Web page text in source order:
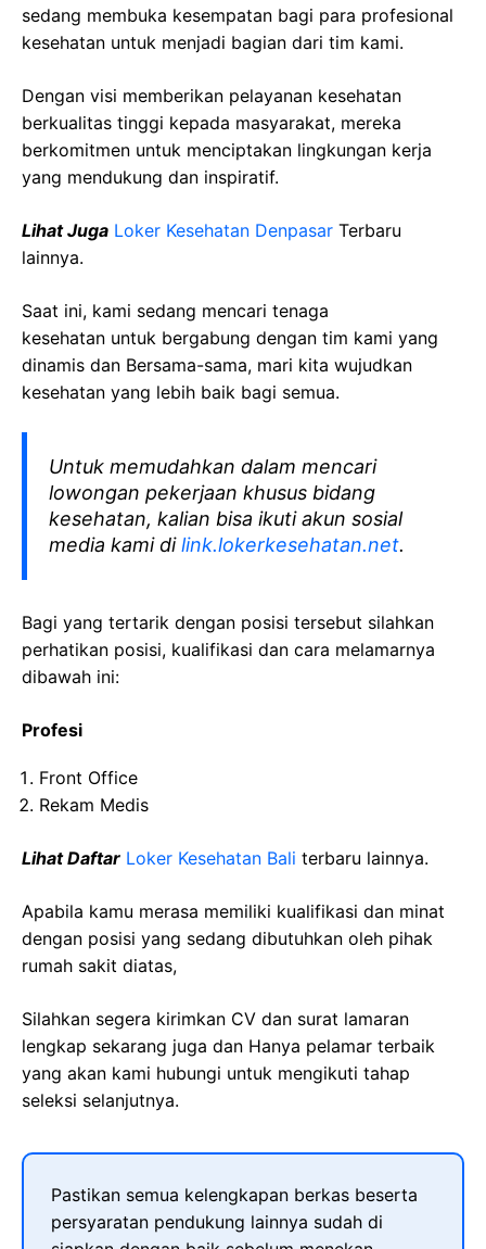
sedang membuka kesempatan bagi para profesional
kesehatan untuk menjadi bagian dari tim kami.
Dengan visi memberikan pelayanan kesehatan
berkualitas tinggi kepada masyarakat, mereka
berkomitmen untuk menciptakan lingkungan kerja
yang mendukung dan inspiratif.
Lihat Juga Loker Kesehatan Denpasar Terbaru
lainnya.
Saat ini, kami sedang mencari tenaga
kesehatan untuk bergabung dengan tim kami yang
dinamis dan Bersama-sama, mari kita wujudkan
kesehatan yang lebih baik bagi semua.
Untuk memudahkan dalam mencari
lowongan pekerjaan khusus bidang
kesehatan, kalian bisa ikuti akun sosial
media kami dilink.lokerkesehatan.net.
Bagi yang tertarik dengan posisi tersebut silahkan
perhatikan posisi, kualifikasi dan cara melamarnya
dibawah ini:
Profesi
Front Office
Rekam Medis
Lihat Daftar Loker Kesehatan Bali terbaru lainnya.
Apabila kamu merasa memiliki kualifikasi dan minat
dengan posisi yang sedang dibutuhkan oleh pihak
rumah sakit diatas,
Silahkan segera kirimkan CV dan surat lamaran
lengkap sekarang juga dan Hanya pelamar terbaik
yang akan kami hubungi untuk mengikuti tahap
seleksi selanjutnya.
Pastikan semua kelengkapan berkas beserta
persyaratan pendukung lainnya sudah di